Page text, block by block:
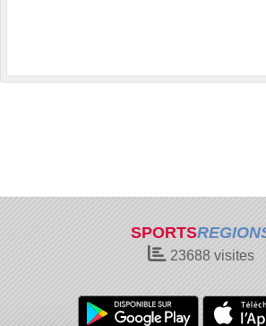
SPORTS
23688visites